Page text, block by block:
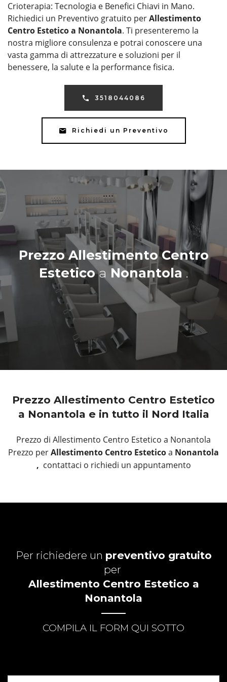
Crioterapia: Tecnologia e Benefici Chiavi in Mano.
Richiedici un Preventivo gratuito perAllestimento
Centro Estetico a Nonantola. Ti presenteremo la
nostra migliore consulenza e potrai conoscere una
vasta gamma di attrezzature e soluzioni per il
benessere, la salute e la performance fisica.
3518044086
Richiedi un Preventivo
Prezzo Allestimento Centro
Esteticoa Nonantola.
Prezzo Allestimento Centro Estetico
a Nonantola e in tutto il Nord Italia
Prezzo di Allestimento Centro Estetico a Nonantola
Prezzo perAllestimento Centro Esteticoa Nonantola
, contattaci o richiedi un appuntamento
Per richiedere un preventivo gratuito
per
Allestimento Centro Estetico a
Nonantola
COMPILA IL FORM QUI SOTTO